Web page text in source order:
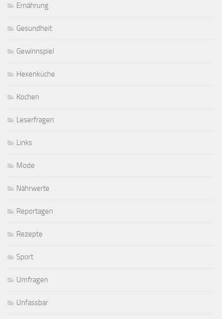
Ernährung
Gesundheit
Gewinnspiel
Hexenküche
Kochen
Leserfragen
Links
Mode
Nährwerte
Reportagen
Rezepte
Sport
Umfragen
Unfassbar